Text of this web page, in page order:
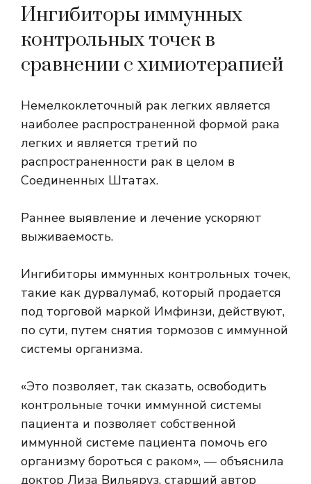
Ингибиторы иммунных
контрольных точек в
сравнении с химиотерапией
Немелкоклеточный рак легких является
наиболее распространенной формой рака
легких и является третий по
распространенности рак в целом в
Соединенных Штатах.
Раннее выявление и лечение ускоряют
выживаемость.
Ингибиторы иммунных контрольных точек,
такие как дурвалумаб, который продается
под торговой маркой Имфинзи, действуют,
по сути, путем снятия тормозов с иммунной
системы организма.
«Это позволяет, так сказать, освободить
контрольные точки иммунной системы
пациента и позволяет собственной
иммунной системе пациента помочь его
организму бороться с раком», — объяснила
доктор Лиза Вильяруз, старший автор